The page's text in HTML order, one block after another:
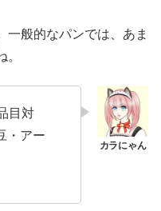
一般的なパンでは、あま
目対
・アー